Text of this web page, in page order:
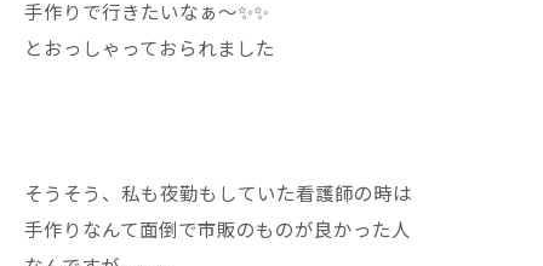
手作りで行きたいなぁ〜✨✨
とおっしゃっておられました
そうそう、私も夜勤もしていた看護師の時は
手作りなんて面倒で市販のものが良かった人